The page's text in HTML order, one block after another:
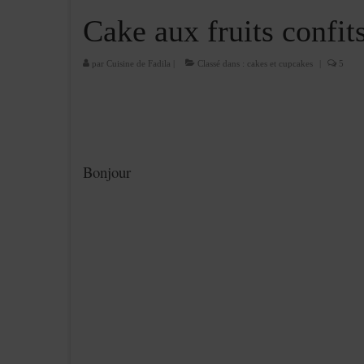
Cake aux fruits
par Cuisine de Fadila Classé dans : cakes et cupcakes 5
Bonjour